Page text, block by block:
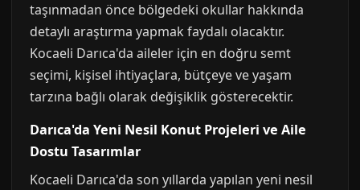
taşınmadan önce bölgedeki okullar hakkında
detaylı araştırma yapmak faydalı olacaktır.
Kocaeli Darıca'da aileler için en doğru semt
seçimi, kişisel ihtiyaçlara, bütçeye ve yaşam
tarzına bağlı olarak değişiklik gösterecektir.
Darıca'da Yeni Nesil Konut Projeleri ve Aile
Dostu Tasarımlar
Kocaeli Darıca'da son yıllarda yapılan yeni nesil